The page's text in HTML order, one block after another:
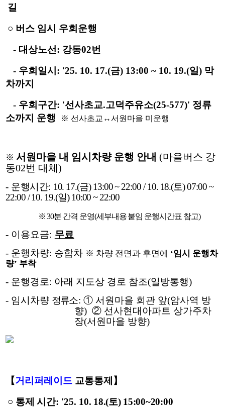
길
○ 버스 임시 우회운행
- 대상노선: 강동02번
- 우회일시: '25. 10. 17.(금) 13:00 ~ 10. 19.(일) 막
차까지
- 우회구간: '선사초교.고덕주유소(25-577)' 정류
소까지 운행
※ 선사초교↔서원마을 미운행
※ 서원마을 내 임시차량 운행 안내 (마을버스 강
동02번 대체)
- 운행시간: 10. 17.(금) 13:00 ~ 22:00 / 10. 18.(토) 07:00 ~
22:00 / 10. 19.(일) 10:00 ~ 22:00
※ 30분 간격 운영(세부내용 붙임 운행시간표 참고)
- 이용요금: 무료
- 운행차량: 승합차 ※ 차량 전면과 후면에 ‘임시 운행차
량’ 부착
- 운행경로: 아래 지도상 경로 참조(일방통행)
- 임시차량 정류소: ① 서원마을 회관 앞(암사역 방
향) ② 선사현대아파트 상가주차
장(서원마을 방향)
【거리퍼레이드 교통통제】
○ 통제 시 간: '25. 10. 18.(토) 15:00~20:00